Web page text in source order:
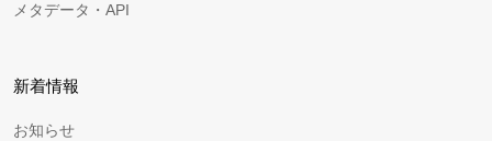
メタデータ・API
新着情報
お知らせ